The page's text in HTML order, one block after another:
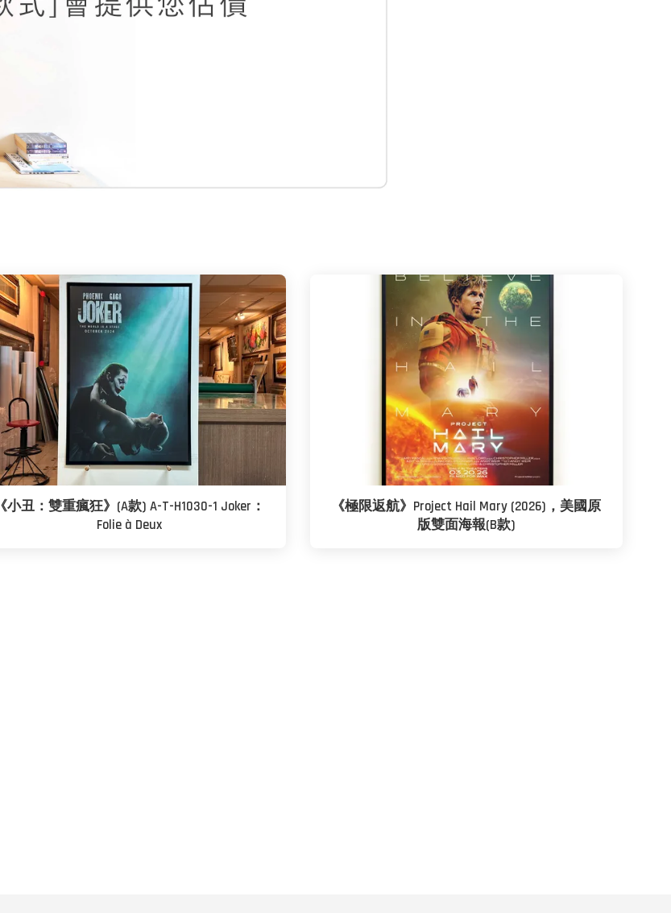
《小丑：雙重瘋狂》(A款) A-T-H1030-1 Joker：
Folie à Deux
《極限返航》Project Hail Mary (2026)，美國原
版雙面海報(B款)